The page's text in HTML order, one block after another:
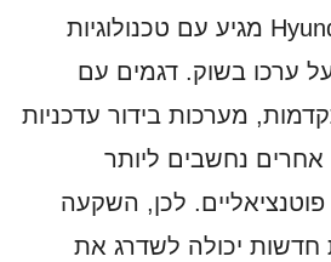
כל דגם חדש של Hyundai מגיע עם טכנולוגיות
ערכו בשוק. דגמים עם
מערכות בידור עדכניות
אחרים נחשבים ליותר
פוטנציאליים. לכן, השקעה
חדשות יכולה לשדרג את